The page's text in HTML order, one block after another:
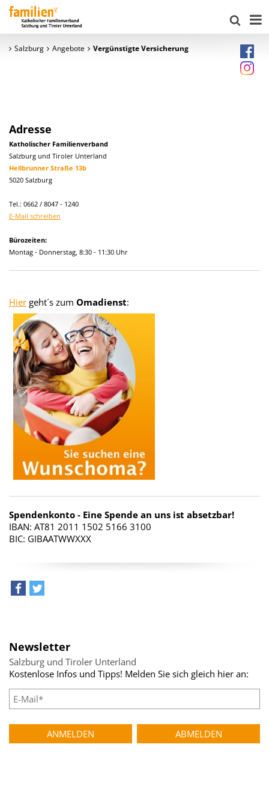
Salzburg Angebote Vergünstigte Versicherung
Adresse
Katholischer Familienverband
Salzburg und Tiroler Unterland
Hellbrunner Straße 13b
5020 Salzburg
Tel.: 0662 / 8047 - 1240
E-Mail schreiben
Bürozeiten:
Montag - Donnerstag, 8:30 - 11:30 Uhr
Hier geht´s zum Omadienst:
Spendenkonto - Eine Spende an uns ist absetzbar!
IBAN: AT81 2011 1502 5166 3100
BIC: GIBAATWWXXX
Newsletter
Salzburg und Tiroler Unterland
Kostenlose Infos und Tipps! Melden Sie sich gleich hier an: